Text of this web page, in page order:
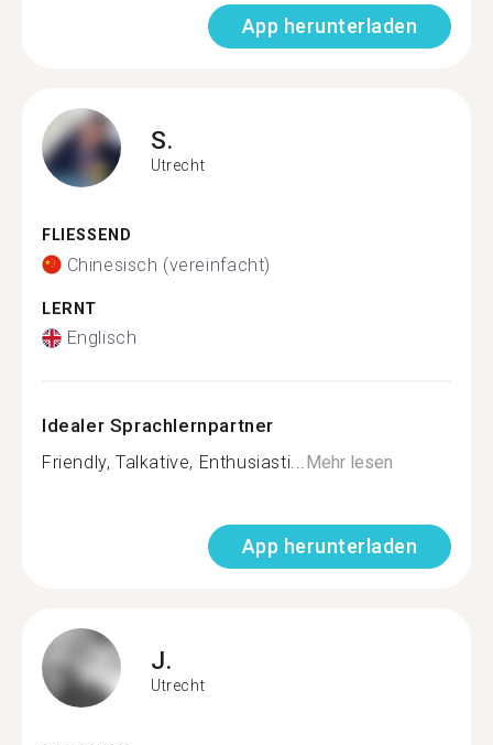
App herunterladen
S.
Utrecht
FLIESSEND
Chinesisch (vereinfacht)
LERNT
Englisch
Idealer Sprachlernpartner
Friendly, Talkative, Enthusiasti...Mehr lesen
App herunterladen
J.
Utrecht